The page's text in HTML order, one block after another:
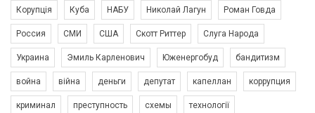
Корупція Куба НАБУ Николай Лагун Роман Говда
Россия СМИ США Скотт Риттер Слуга Народа
Украина Эмиль Карленович Юженергобуд бандитизм
война війна деньги депутат капеллан коррупция
криминал преступность схемы технології